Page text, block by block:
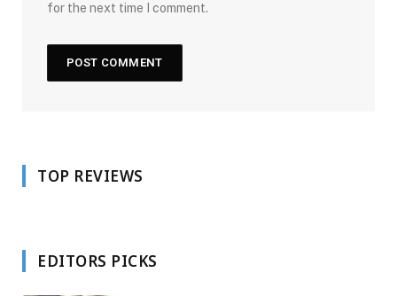
for the next time I comment.
TOP REVIEWS
EDITORS PICKS